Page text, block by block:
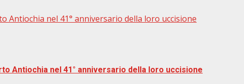
Antiochia nel 41° anniversario della loro uccisione
Antiochia nel 41° anniversario della loro uccisione